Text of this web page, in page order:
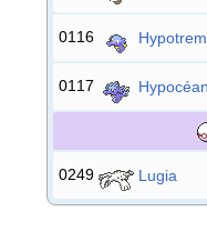
0116
0117 Hypocéan
0249 Lugia